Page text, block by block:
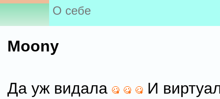
О себе
Moony
Да уж видала И